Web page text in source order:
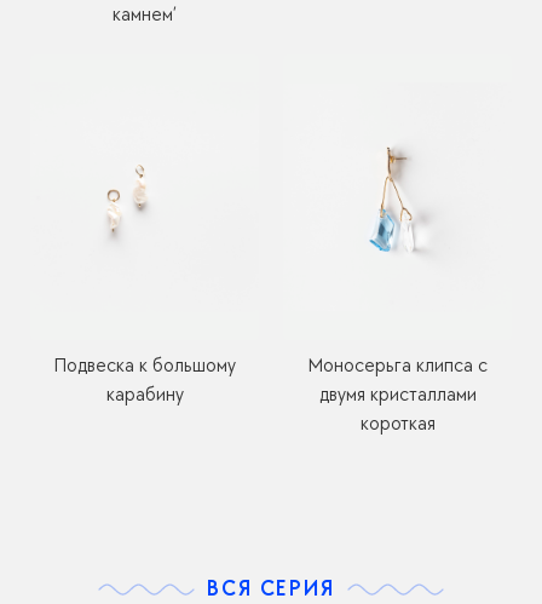
камнем’
Подвеска к большому
карабину
Моносерьга клипса с
двумя кристаллами
короткая
ВСЯ СЕРИЯ